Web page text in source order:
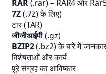
RAR(.rar) – RAR4 और
7Z(.7Z) के लिए)
टार (TAR)
जीजीआईपी(.gz)
BZIP2(.bz2) के बारे में
विशेषताओं और कार्य
पूरे संग्रह का आविष्कार